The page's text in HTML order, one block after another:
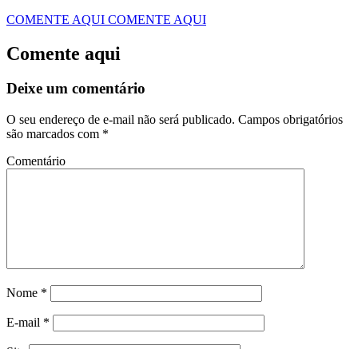
COMENTE AQUI COMENTE AQUI
Comente aqui
Deixe um comentário
O seu endereço de e-mail não será publicado. Campos obrigatórios
são marcados com *
Comentário
Nome *
E-mail *